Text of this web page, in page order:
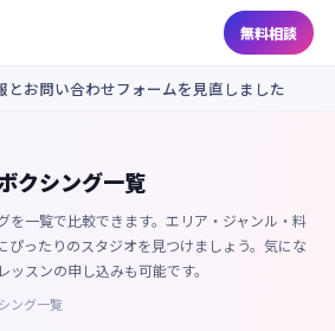
無料相談
とお問い合わせフォームを見直しました
クシング一覧
を一覧で比較できます。エリア・ジャンル・料
ぴったりのスタジオを見つけましょう。気にな
スンの申し込みも可能です。
ング一覧